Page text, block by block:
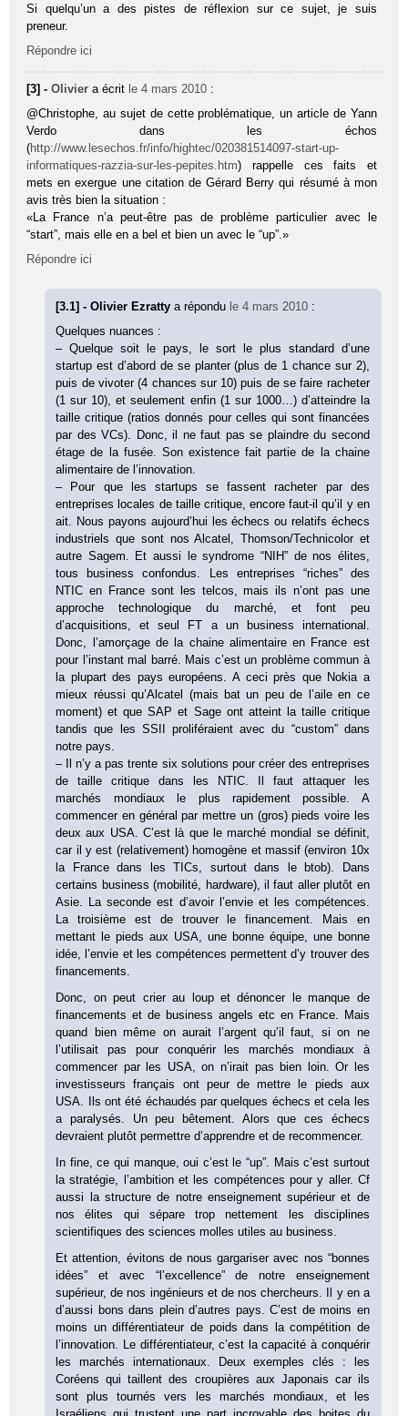
Si quelqu’un a des pistes de réflexion sur ce sujet, je suis
preneur.
Répondre ici
[3] -Olivier a écrit le 4 mars 2010 :
@Christophe, au sujet de cette problématique, un article de Yann
Verdo dans les échos
(http://www.lesechos.fr/info/hightec/020381514097-start-up-
informatiques-razzia-sur-les-pepites.htm) rappelle ces faits et
mets en exergue une citation de Gérard Berry qui résumé à mon
avis très bien la situation :
«La France n’a peut-être pas de problème particulier avec le
“start”, mais elle en a bel et bien un avec le “up”.»
Répondre ici
[3.1] - Olivier Ezrattya répondu le 4 mars 2010 :
Quelques nuances :
– Quelque soit le pays, le sort le plus standard d’une
startup est d’abord de se planter (plus de 1 chance sur 2),
puis de vivoter (4 chances sur 10) puis de se faire racheter
(1 sur 10), et seulement enfin (1 sur 1000…) d’atteindre la
taille critique (ratios donnés pour celles qui sont financées
par des VCs). Donc, il ne faut pas se plaindre du second
étage de la fusée. Son existence fait partie de la chaine
alimentaire de l’innovation.
– Pour que les startups se fassent racheter par des
entreprises locales de taille critique, encore faut-il qu’il y en
ait. Nous payons aujourd’hui les échecs ou relatifs échecs
industriels que sont nos Alcatel, Thomson/Technicolor et
autre Sagem. Et aussi le syndrome “NIH” de nos élites,
tous business confondus. Les entreprises “riches” des
NTIC en France sont les telcos, mais ils n’ont pas une
approche technologique du marché, et font peu
d’acquisitions, et seul FT a un business international.
Donc, l’amorçage de la chaine alimentaire en France est
pour l’instant mal barré. Mais c’est un problème commun à
la plupart des pays européens. A ceci près que Nokia a
mieux réussi qu’Alcatel (mais bat un peu de l’aile en ce
moment) et que SAP et Sage ont atteint la taille critique
tandis que les SSII proliféraient avec du “custom” dans
notre pays.
– Il n’y a pas trente six solutions pour créer des entreprises
de taille critique dans les NTIC. Il faut attaquer les
marchés mondiaux le plus rapidement possible. A
commencer en général par mettre un (gros) pieds voire les
deux aux USA. C’est là que le marché mondial se définit,
car il y est (relativement) homogène et massif (environ 10x
la France dans les TICs, surtout dans le btob). Dans
certains business (mobilité, hardware), il faut aller plutôt en
Asie. La seconde est d’avoir l’envie et les compétences.
La troisième est de trouver le financement. Mais en
mettant le pieds aux USA, une bonne équipe, une bonne
idée, l’envie et les compétences permettent d’y trouver des
financements.
Donc, on peut crier au loup et dénoncer le manque de
financements et de business angels etc en France. Mais
quand bien même on aurait l’argent qu’il faut, si on ne
l’utilisait pas pour conquérir les marchés mondiaux à
commencer par les USA, on n’irait pas bien loin. Or les
investisseurs français ont peur de mettre le pieds aux
USA. Ils ont été échaudés par quelques échecs et cela les
a paralysés. Un peu bêtement. Alors que ces échecs
devraient plutôt permettre d’apprendre et de recommencer.
In fine, ce qui manque, oui c’est le “up”. Mais c’est surtout
la stratégie, l’ambition et les compétences pour y aller. Cf
aussi la structure de notre enseignement supérieur et de
nos élites qui sépare trop nettement les disciplines
scientifiques des sciences molles utiles au business.
Et attention, évitons de nous gargariser avec nos “bonnes
idées” et avec “l’excellence” de notre enseignement
supérieur, de nos ingénieurs et de nos chercheurs. Il y en a
d’aussi bons dans plein d’autres pays. C’est de moins en
moins un différentiateur de poids dans la compétition de
l’innovation. Le différentiateur, c’est la capacité à conquérir
les marchés internationaux. Deux exemples clés : les
Coréens qui taillent des croupières aux Japonais car ils
sont plus tournés vers les marchés mondiaux, et les